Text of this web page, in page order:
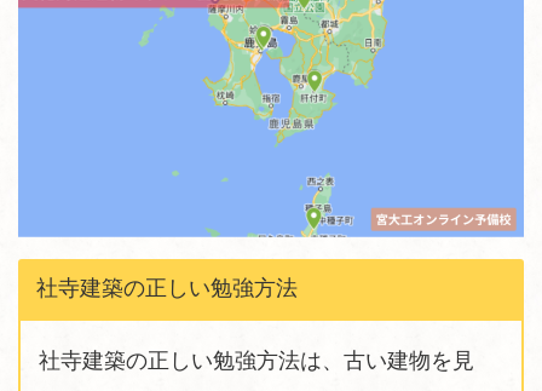
社寺建築の正しい勉強方法
社寺建築の正しい勉強方法は、古い建物を見